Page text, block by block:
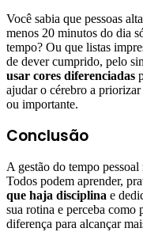
Você sabia que pessoas
menos 20 minutos do dia
tempo? Ou que listas
de dever cumprido, pelo
usar cores diferenciadas
ajudar o cérebro a
ou importante.
Conclusão
A gestão do tempo
Todos podem aprender,
que haja disciplina e
sua rotina e perceba como
diferença para alcançar